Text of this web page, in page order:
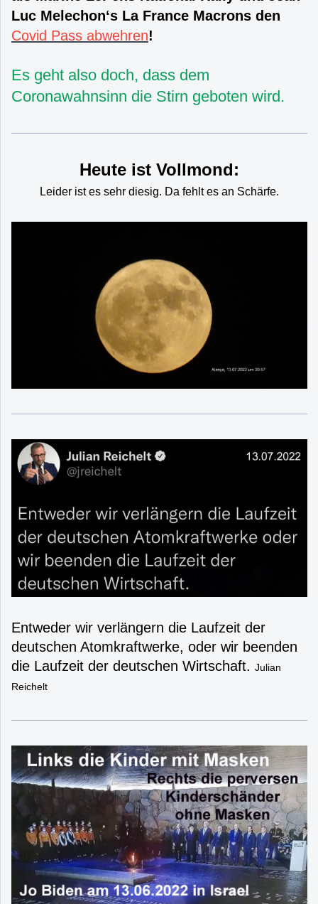
Luc Melechon‘s La France Macrons den
Covid Pass abwehren!
Es geht also doch, dass dem
Coronawahnsinn die Stirn geboten wird.
Heute ist Vollmond:
Leider ist es sehr diesig. Da fehlt es an Schärfe.
Entweder wir verlängern die Laufzeit der
deutschen Atomkraftwerke, oder wir beenden
die Laufzeit der deutschen Wirtschaft. Julian
Reichelt